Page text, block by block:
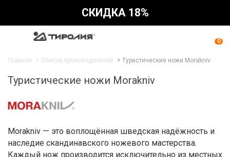
СКИДКА 18%
0
Главная Список производителей Туристические ножи Morakniv
Туристические ножи Morakniv
Morakniv — это воплощённая шведская надёжность и
наследие скандинавского ножевого мастерства.
Каждый нож производится исключительно из местных